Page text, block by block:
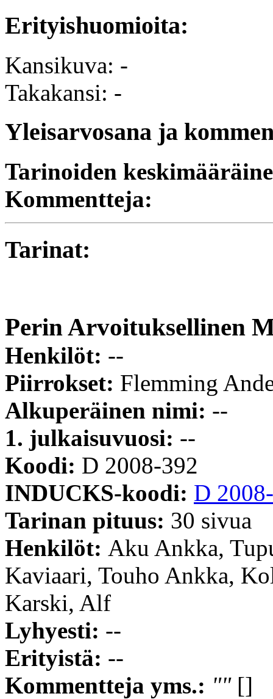
Erityishuomioita:
Kansikuva: -
Takakansi: -
Yleisarvosana ja
Tarinoiden
Kommentteja:
Tarinat:
Perin Arvoituksellinen
Henkilöt: --
Piirrokset: Flemming
Alkuperäinen nimi: --
1. julkaisuvuosi: --
Koodi: D 2008-392
INDUCKS-koodi: D
Tarinan pituus: 30 sivua
Henkilöt: Aku Ankka,
Kaviaari, Touho Ankka,
Karski, Alf
Lyhyesti: --
Erityistä: --
Kommentteja yms.: ""[]